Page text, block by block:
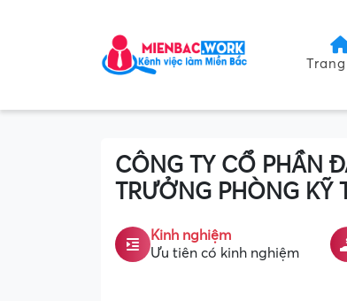
CÔNG TY CỔ PHẦN
TRƯỞNG PHÒNG KỸ
Kinh nghiệm
Ưu tiên có kinh nghiệm